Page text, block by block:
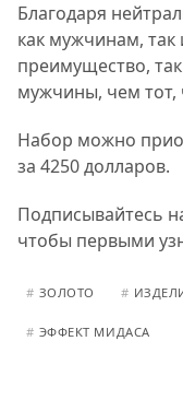
Благодаря
как мужчинам,
преимущество,
мужчины, чем тот,
Набор можно
за 4250 долларов.
Подписывайтесь
чтобы первыми
# ЗОЛОТО #
# ЭФФЕКТ МИДАСА